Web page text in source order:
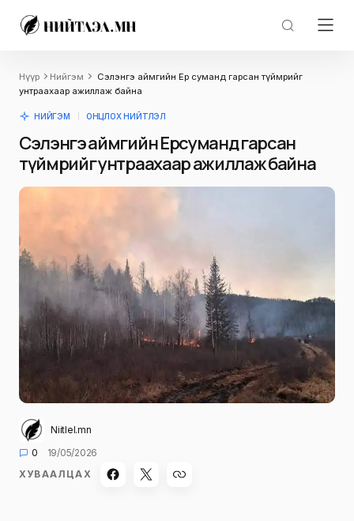
Нүүр Нийгэм
Сэлэнгэ аймгийн Ерөө суманд гарсан түймрийг
унтраахаар ажиллаж байна
НИЙГЭМ ОНЦЛОХ НИЙТЛЭЛ
Сэлэнгэ аймгийн Ерөө суманд гарсан
түймрийг унтраахаар ажиллаж байна
Niitlel.mn
0
19/05/2026
ХУВААЛЦАХ